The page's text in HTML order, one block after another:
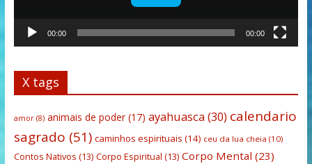
00:00 00:00
X tags
amor(8) animais de poder(17) ayahuasca(30) calendario
sagrado (51) caminhos espirituais (14) ceu da lua cheia (10)
Contos Nativos (13) Corpo Espiritual (13) Corpo Mental (23)